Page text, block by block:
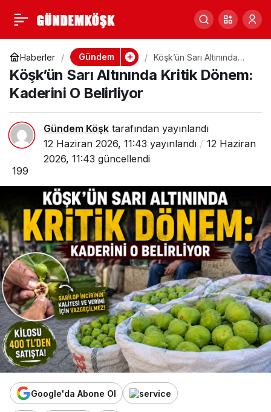
Haberler Gündem
Köşk’ün Sarı Altınında
Kritik Dönem: Kaderini O
Belirliyor
Köşk’ün Sarı Altınında Kritik Dönem:
Kaderini O Belirliyor
Gündem Köşk tarafından yayınlandı
12 Haziran 2026, 11:43 yayınlandı
12 Haziran
2026, 11:43 güncellendi
199
Google'da Abone Ol
Köşk’e Yol Müjdesi:
Dev Kredi Paketinde
Yer Alan Mahalle ve
Güzergâhlar Belli
Oldu
0 Paylaş